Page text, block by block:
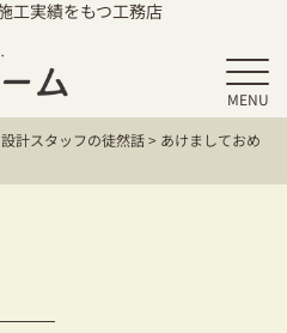
工実績をもつ工務店
MENU
ムの家づくり
設計スタッフの徒然話> あけましておめ